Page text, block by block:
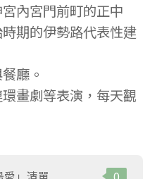
內宮門前町的正中
期的伊勢路代表性建
廳。
畫劇等表演，每天觀